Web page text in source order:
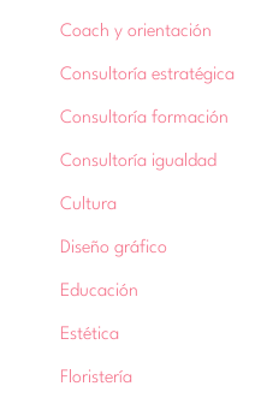
Coach y orientación
Consultoría estratégica
Consultoría formación
Consultoría igualdad
Cultura
Diseño gráfico
Educación
Estética
Floristería